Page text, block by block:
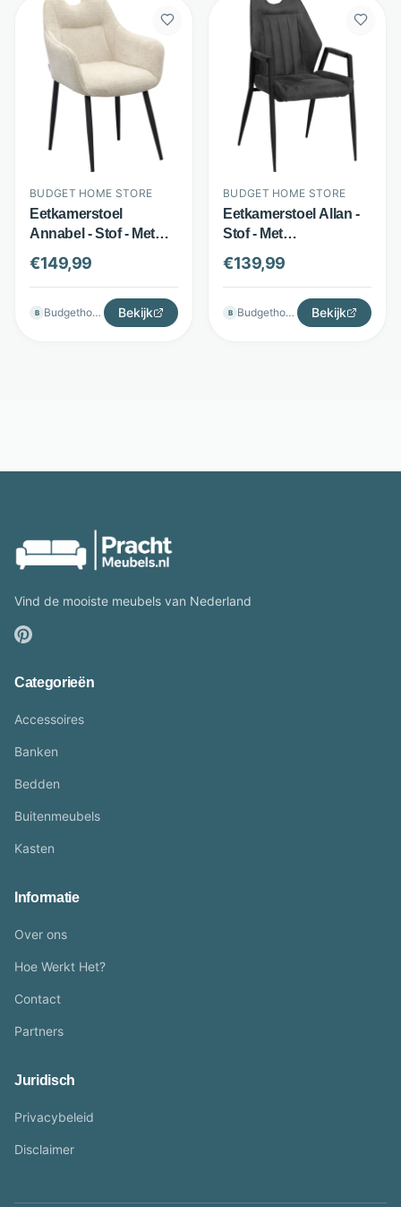
BUDGET HOME STORE
Eetkamerstoel
Annabel - Stof - Met
armleuningen en
handgreep - Beige -
Budget Home Store
€149,99
B Budgethomestore Bekijk
BUDGET HOME STORE
Eetkamerstoel Allan -
Stof - Met
armleuningen -
Antraciet - Budget
Home Store
€139,99
B Budgethomestore Bekijk
Vind de mooiste meubels van Nederland
Categorieën
Accessoires
Banken
Bedden
Buitenmeubels
Kasten
Informatie
Over ons
Hoe Werkt Het?
Contact
Partners
Juridisch
Privacybeleid
Disclaimer